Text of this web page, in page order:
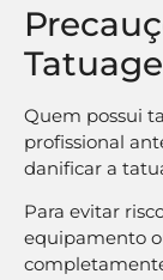
Quem possui
profissional
danificar a
Para evitar
equipamento